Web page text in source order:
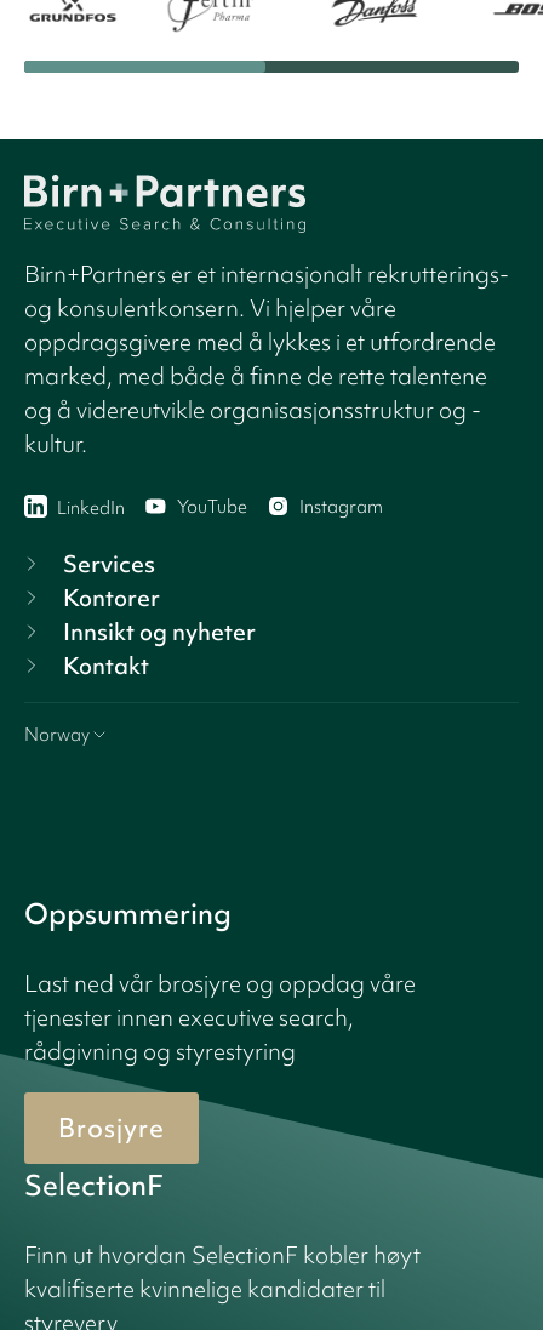
Birn+Partners er et internasjonalt rekrutterings-
og konsulentkonsern. Vi hjelper våre
oppdragsgivere med å lykkes i et utfordrende
marked, med både å finne de rette talentene
og å videreutvikle organisasjonsstruktur og -
kultur.
LinkedIn YouTube Instagram
Services
Kontorer
Innsikt og nyheter
Kontakt
Norway
Oppsummering
Last ned vår brosjyre og oppdag våre
tjenester innen executive search,
rådgivning og styrestyring
Brosjyre
SelectionF
Finn ut hvordan SelectionF kobler høyt
kvalifiserte kvinnelige kandidater til
styreverv